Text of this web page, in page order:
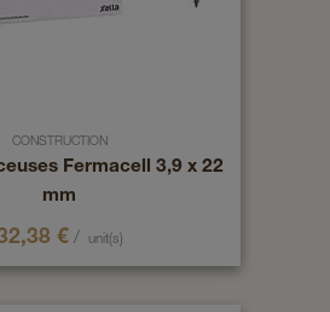
CONSTRUCTION
Fermacell 3,9 x 22
mm
€/ unit(s)